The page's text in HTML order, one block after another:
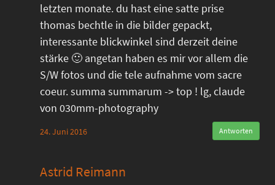
letzten monate. du hast eine satte prise
thomas bechtle in die bilder gepackt,
interessante blickwinkel sind derzeit deine
stärke 🙂 angetan haben es mir vor allem die
S/W fotos und die tele aufnahme vom sacre
coeur. summa summarum -> top ! lg, claude
von 030mm-photography
24. Juni 2016 Antworten
Astrid Reimann